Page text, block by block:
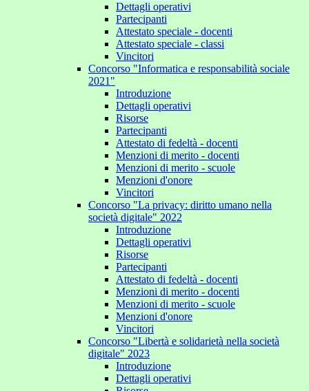
Dettagli operativi
Partecipanti
Attestato speciale - docenti
Attestato speciale - classi
Vincitori
Concorso "Informatica e responsabilità sociale
2021"
Introduzione
Dettagli operativi
Risorse
Partecipanti
Attestato di fedeltà - docenti
Menzioni di merito - docenti
Menzioni di merito - scuole
Menzioni d'onore
Vincitori
Concorso "La privacy: diritto umano nella
società digitale" 2022
Introduzione
Dettagli operativi
Risorse
Partecipanti
Attestato di fedeltà - docenti
Menzioni di merito - docenti
Menzioni di merito - scuole
Menzioni d'onore
Vincitori
Concorso "Libertà e solidarietà nella società
digitale" 2023
Introduzione
Dettagli operativi